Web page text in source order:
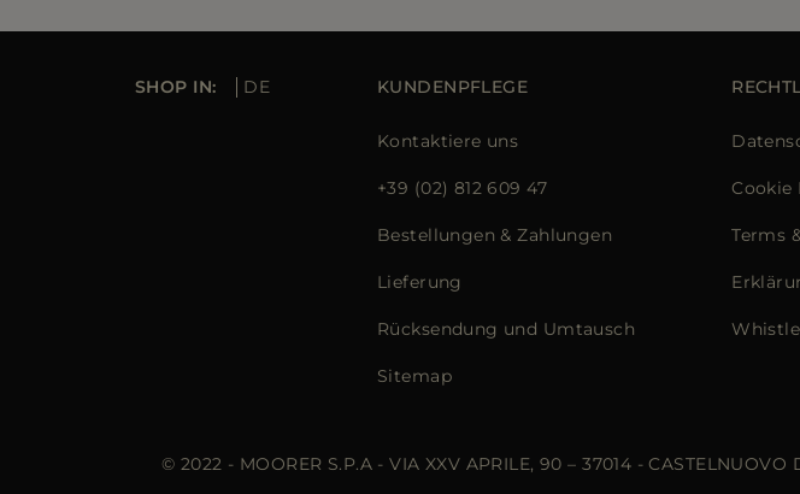
SHOP IN: DE KUNDENPFLEGE
Kontaktiere uns
+39 (02) 812 609 47
Bestellungen & Zahlungen
Lieferung
Rücksendung und Umtausch
Sitemap
Cookie
Terms
© 2022 - MOORER S.P.A - VIA XXV APRILE, 90 – 37014 - CASTELNUOVO